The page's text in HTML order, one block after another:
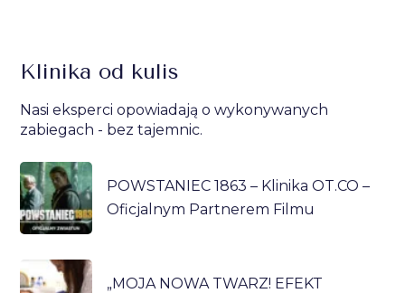
Klinika od kulis
Nasi eksperci opowiadają o wykonywanych
zabiegach - bez tajemnic.
POWSTANIEC 1863 – Klinika OT.CO –
Oficjalnym Partnerem Filmu
„MOJA NOWA TWARZ! EFEKT